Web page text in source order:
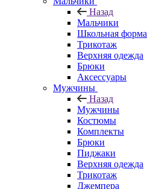
Назад
Мальчики
Школьная форма
Трикотаж
Верхняя одежда
Брюки
Аксессуары
Мужчины
Назад
Мужчины
Костюмы
Комплекты
Брюки
Пиджаки
Верхняя одежда
Трикотаж
Джемпера